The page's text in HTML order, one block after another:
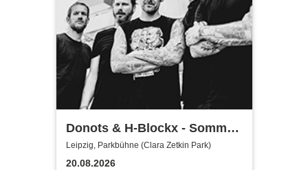
Donots & H-Blockx - Sommer
Shows 2026
Leipzig, Parkbühne (Clara Zetkin Park)
20.08.2026